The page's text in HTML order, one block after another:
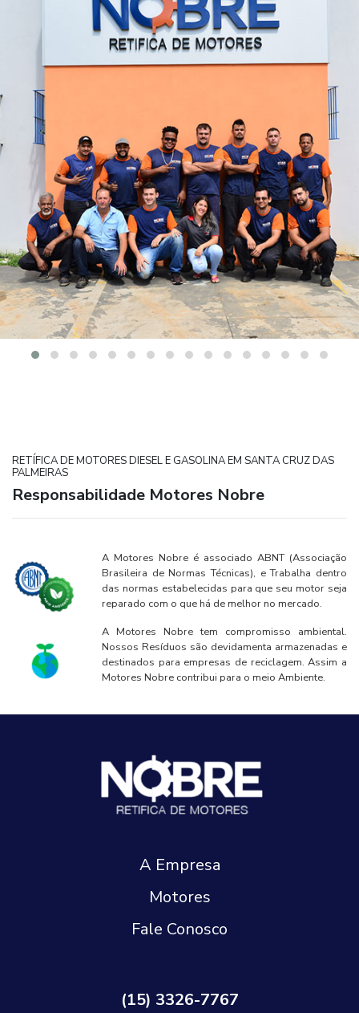
RETÍFICA DE MOTORES DIESEL E GASOLINA EM SANTA CRUZ DAS
PALMEIRAS
Responsabilidade Motores Nobre
A Motores Nobre é associado ABNT (Associação
Brasileira de Normas Técnicas), e Trabalha dentro
das normas estabelecidas para que seu motor seja
reparado com o que há de melhor no mercado.
A Motores Nobre tem compromisso ambiental.
Nossos Resíduos são devidamenta armazenadas e
destinados para empresas de reciclagem. Assim a
Motores Nobre contribui para o meio Ambiente.
A Empresa
Motores
Fale Conosco
(15) 3326-7767